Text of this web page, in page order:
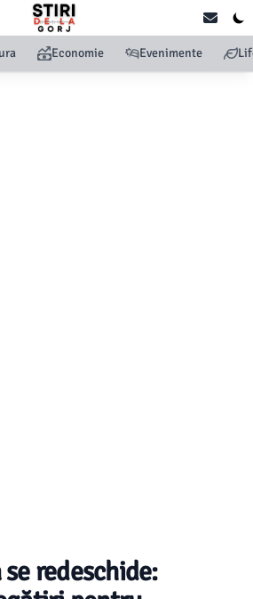
Economie Evenimente
redeschide: